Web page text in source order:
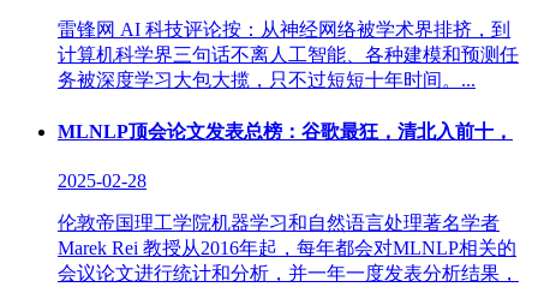
雷锋网 AI 科技评论按：从神经网络被学术界排挤，到
计算机科学界三句话不离人工智能、各种建模和预测任
务被深度学习大包大揽，只不过短短十年时间。...
MLNLP顶会论文发表总榜：谷歌最狂，清北入前十，
2025-02-28
伦敦帝国理工学院机器学习和自然语言处理著名学者
Marek Rei 教授从2016年起，每年都会对MLNLP相关的
会议论文进行统计和分析，并一年一度发表分析结果，